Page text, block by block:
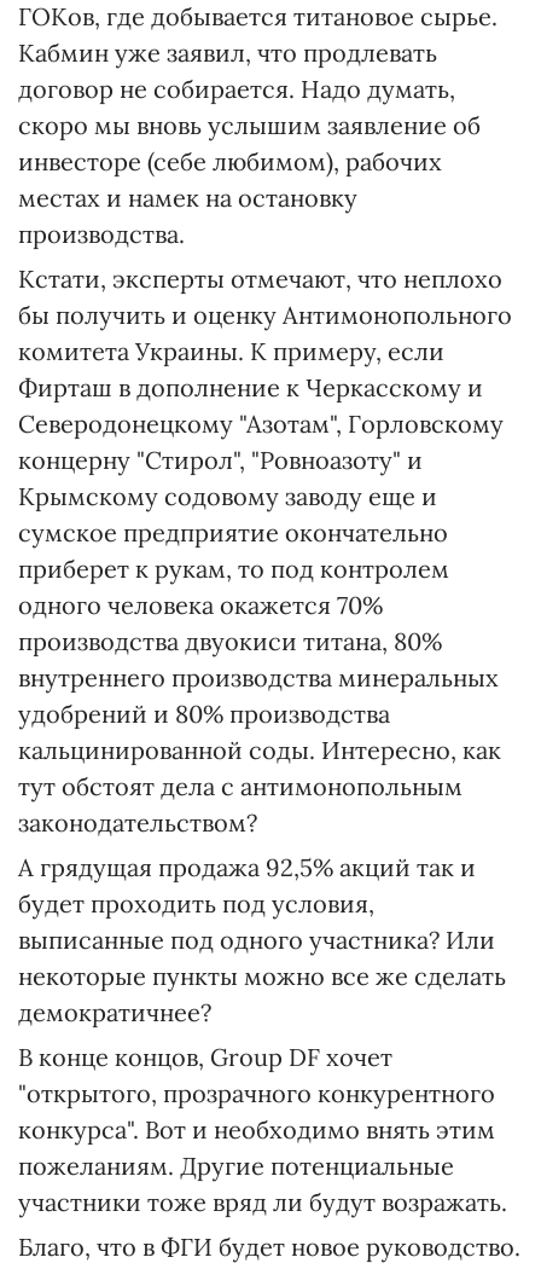
ГОКов, где добывается титановое сырье.
Кабмин уже заявил, что продлевать
договор не собирается. Надо думать,
скоро мы вновь услышим заявление об
инвесторе (себе любимом), рабочих
местах и намек на остановку
производства.
Кстати, эксперты отмечают, что неплохо
бы получить и оценку Антимонопольного
комитета Украины. К примеру, если
Фирташ в дополнение к Черкасскому и
Северодонецкому "Азотам", Горловскому
концерну "Стирол", "Ровноазоту" и
Крымскому содовому заводу еще и
сумское предприятие окончательно
приберет к рукам, то под контролем
одного человека окажется 70%
производства двуокиси титана, 80%
внутреннего производства минеральных
удобрений и 80% производства
кальцинированной соды. Интересно, как
тут обстоят дела с антимонопольным
законодательством?
А грядущая продажа 92,5% акций так и
будет проходить под условия,
выписанные под одного участника? Или
некоторые пункты можно все же сделать
демократичнее?
В конце концов, Group DF хочет
"открытого, прозрачного конкурентного
конкурса". Вот и необходимо внять этим
пожеланиям. Другие потенциальные
участники тоже вряд ли будут возражать.
Благо, что в ФГИ будет новое руководство.